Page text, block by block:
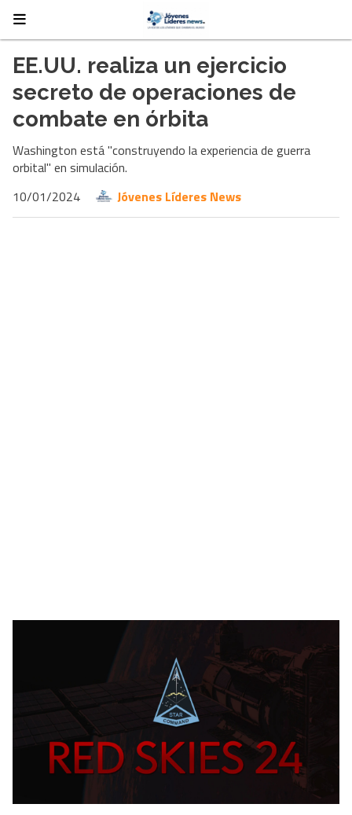
EE.UU. realiza un ejercicio
secreto de operaciones de
combate en órbita
Washington está "construyendo la experiencia de guerra
orbital" en simulación.
10/01/2024
Jóvenes Líderes News